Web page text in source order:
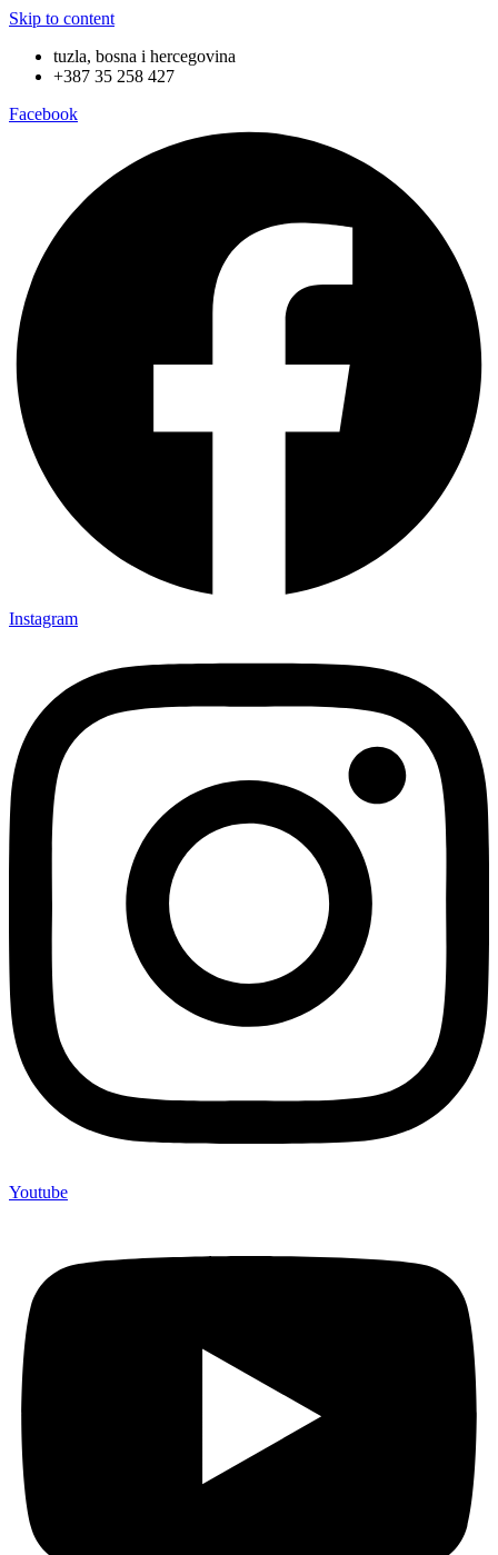
Skip to content
tuzla, bosna i hercegovina
+387 35 258 427
Facebook
Instagram
Youtube